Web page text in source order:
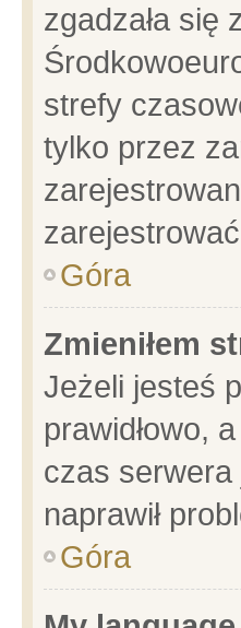
zgadzała się
strefy
tylko przez
Góra
Zmieniłem
Jeżeli jesteś
prawidłowo,
czas serwera
naprawił
Góra